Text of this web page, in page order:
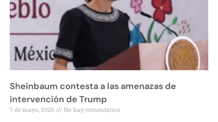
Sheinbaum contesta a las amenazas de
intervención de Trump
7 de mayo, 2026 No hay comentarios